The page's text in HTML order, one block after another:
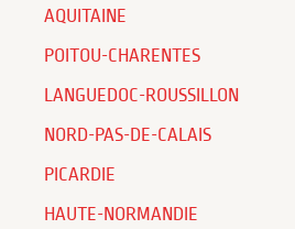
AQUITAINE
POITOU-CHARENTES
LANGUEDOC-ROUSSILLON
NORD-PAS-DE-CALAIS
PICARDIE
HAUTE-NORMANDIE